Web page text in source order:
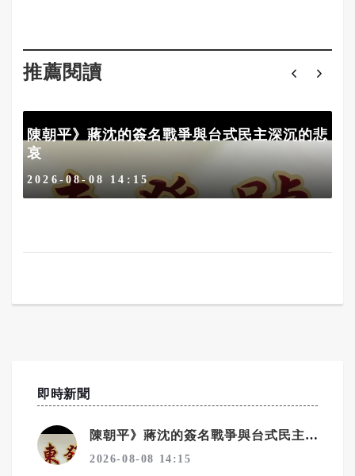
推薦閱讀
陳朝平》蔣沈的簽名戰爭與台式民主深沉的悲
哀
2026-08-08 14:15
即時新聞
陳朝平》蔣沈的簽名戰爭與台式民主深沉的悲哀
2026-08-08 14:15